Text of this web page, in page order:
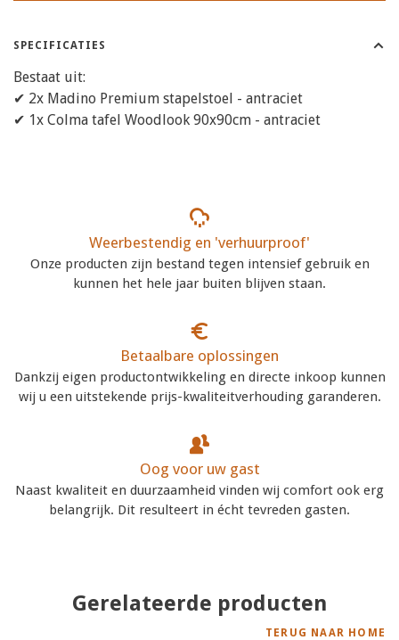
SPECIFICATIES
Bestaat uit:
✔ 2x Madino Premium stapelstoel - antraciet
✔ 1x Colma tafel Woodlook 90x90cm - antraciet
Weerbestendig en 'verhuurproof'
Onze producten zijn bestand tegen intensief gebruik en
kunnen het hele jaar buiten blijven staan.
Betaalbare oplossingen
Dankzij eigen productontwikkeling en directe inkoop kunnen
wij u een uitstekende prijs-kwaliteitverhouding garanderen.
Oog voor uw gast
Naast kwaliteit en duurzaamheid vinden wij comfort ook erg
belangrijk. Dit resulteert in écht tevreden gasten.
Gerelateerde producten
TERUG NAAR HOME